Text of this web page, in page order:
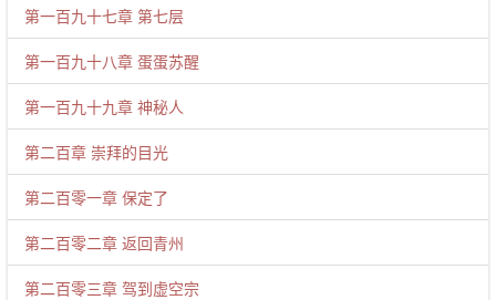
第一百九十七章 第七层
第一百九十八章 蛋蛋苏醒
第一百九十九章 神秘人
第二百章 崇拜的目光
第二百零一章 保定了
第二百零二章 返回青州
第二百零三章 驾到虚空宗